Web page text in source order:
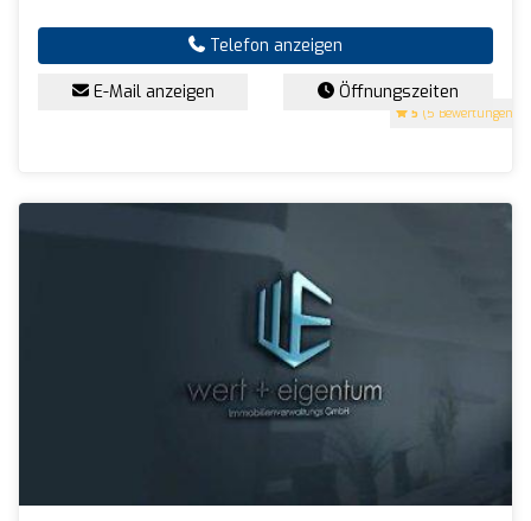
5 (5 Bewertungen)
Telefon anzeigen
E-Mail anzeigen Öffnungszeiten